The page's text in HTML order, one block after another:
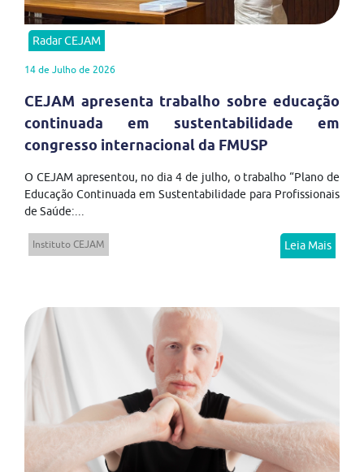
Radar CEJAM
14 de Julho de 2026
CEJAM apresenta trabalho sobre educação
continuada em sustentabilidade em
congresso internacional da FMUSP
O CEJAM apresentou, no dia 4 de julho, o trabalho “Plano de
Educação Continuada em Sustentabilidade para Profissionais
de Saúde:...
Instituto CEJAM Leia Mais